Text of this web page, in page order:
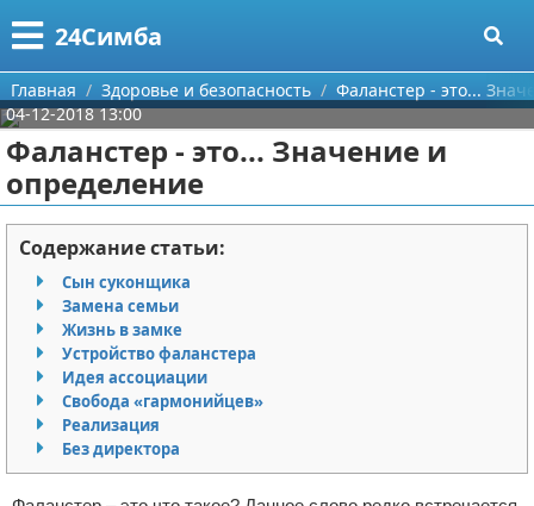
24Симба
Меню
Главная
Категории
Государство и право
Причинение вреда
Иммиграция
Здоровье и безопасность
Авторские права
Поиск
О проекте
Контакты
Сотрудничество
Размещение рекламы
Для правообладателей
Главная Здоровье и безопасность
Фаланстер - это...
04-12-2018 13:00
Фаланстер - это... Значение и
определение
Содержание статьи:
Сын суконщика
Замена семьи
Жизнь в замке
Устройство фаланстера
Идея ассоциации
Свобода «гармонийцев»
Реализация
Без директора